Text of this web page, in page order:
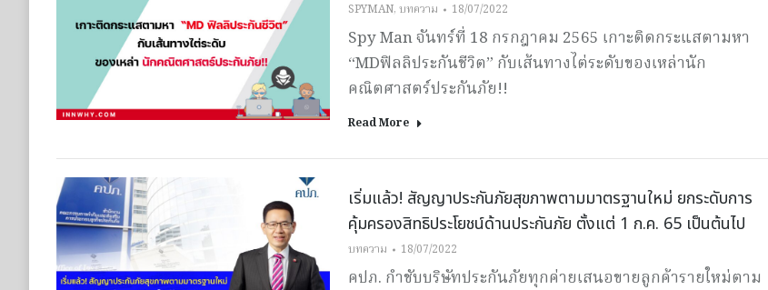
SPYMAN,บทความ 18/07/2022
Spy Man จันทร์ที่ 18 กรกฎาคม 2565 เกาะติดกระแสตามหา
“MDฟิลลิประกันชีวิต” กับเส้นทางไต่ระดับของเหล่านัก
คณิตศาสตร์ประกันภัย!!
Read More
เริ่มแล้ว! สัญญาประกันภัยสุขภาพตามมาตรฐานใหม่ ยกระดับการ
คุ้มครองสิทธิประโยชน์ด้านประกันภัย ตั้งแต่ 1 ก.ค. 65 เป็นต้นไป
บทความ 18/07/2022
คปภ. กำชับบริษัทประกันภัยทุกค่ายเสนอขายลูกค้ารายใหม่ตาม